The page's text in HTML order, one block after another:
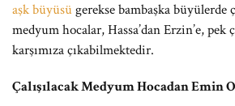
aşk büyüsügerekse bambaşka büyülerde
medyum hocalar, Hassa’dan Erzin’e, pek
karşımıza çıkabilmektedir.
Çalışılacak Medyum Hocadan Emin